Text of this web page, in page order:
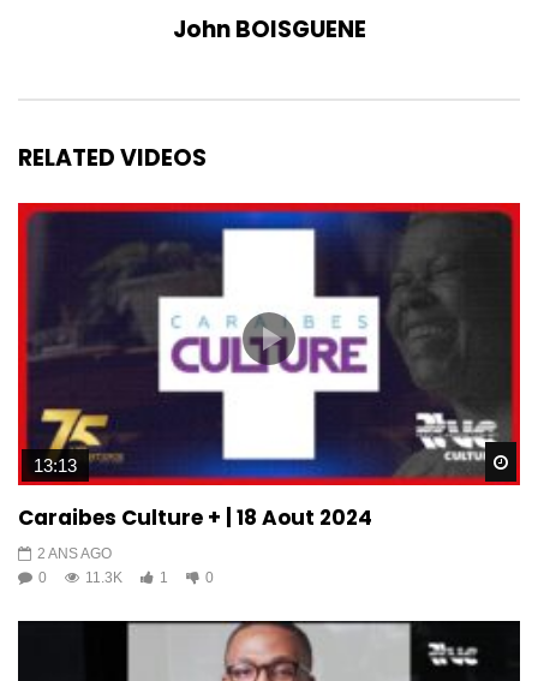
John BOISGUENE
RELATED VIDEOS
13:13
Caraibes Culture + | 18 Aout 2024
2 ANS AGO
0
11.3K 1 0